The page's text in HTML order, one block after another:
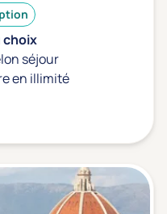
choix
séjour
en illimité